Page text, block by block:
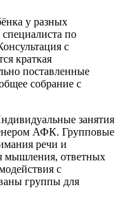
у разных
по
с
краткая
поставленные
собрание с
занятия
АФК. Групповые
речи и
мышления, ответных
с
группы для